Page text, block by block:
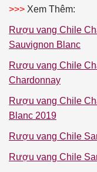
>>> Xem Thêm:
Rượu vang Chile
Sauvignon Blanc
Rượu vang Chile
Chardonnay
Rượu vang Chile
Blanc 2019
Rượu vang Chile
Rượu vang Chile